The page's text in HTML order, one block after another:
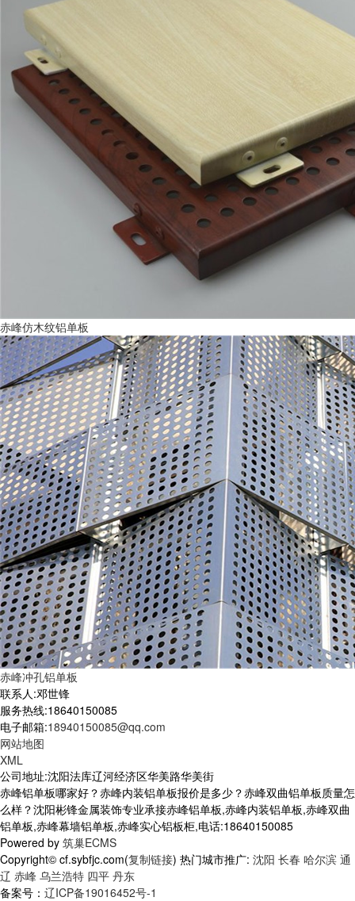
赤峰仿木纹铝单板
赤峰冲孔铝单板
联系人:邓世锋
服务热线:18640150085
电子邮箱:18940150085@qq.com
网站地图
XML
公司地址:沈阳法库辽河经济区华美路华美街
赤峰铝单板哪家好？赤峰内装铝单板报价是多少？赤峰双曲铝单板质量怎
么样？沈阳彬锋金属装饰专业承接赤峰铝单板,赤峰内装铝单板,赤峰双曲
铝单板,赤峰幕墙铝单板,赤峰实心铝板柜,电话:18640150085
Powered by 筑巢ECMS
Copyright© cf.sybfjc.com(复制链接) 热门城市推广: 沈阳 长春 哈尔滨 通
辽 赤峰 乌兰浩特 四平 丹东
备案号： 辽ICP备19016452号-1